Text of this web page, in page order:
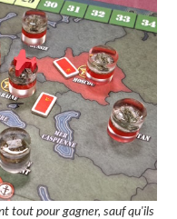
tout pour gagner, sauf qu'ils